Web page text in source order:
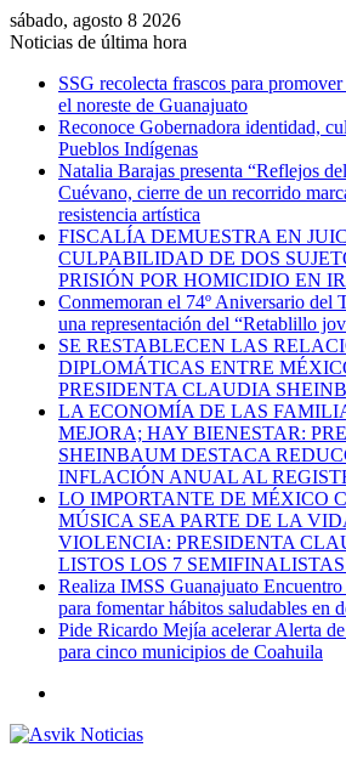
sábado, agosto 8 2026
Noticias de última hora
SSG recolecta frascos para
el noreste de Guanajuato
Reconoce Gobernadora identidad,
Pueblos Indígenas
Natalia Barajas presenta “Reflejos
Cuévano, cierre de un recorrido
resistencia artística
FISCALÍA DEMUESTRA EN
CULPABILIDAD DE DOS
PRISIÓN POR HOMICIDIO EN
Conmemoran el 74º Aniversario del
una representación del “Retablillo
SE RESTABLECEN LAS
DIPLOMÁTICAS ENTRE
PRESIDENTA CLAUDIA
LA ECONOMÍA DE LAS
MEJORA; HAY BIENESTAR:
SHEINBAUM DESTACA
INFLACIÓN ANUAL AL
LO IMPORTANTE DE MÉXICO
MÚSICA SEA PARTE DE LA
VIOLENCIA: PRESIDENTA
LISTOS LOS 7
Realiza IMSS Guanajuato
para fomentar hábitos saludables en
Pide Ricardo Mejía acelerar Alerta
para cinco municipios de Coahuila